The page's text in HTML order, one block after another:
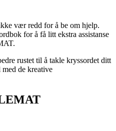
vær redd for å be om hjelp.
for å få litt ekstra assistanse
rustet til å takle kryssordet ditt
de kreative